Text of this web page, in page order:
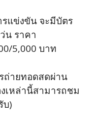
แข่งขัน จะมีบัตร
น ราคา
5,000 บาท
ถ่ายทอดสดผ่าน
เหล่านี้สามารถชม
บ)